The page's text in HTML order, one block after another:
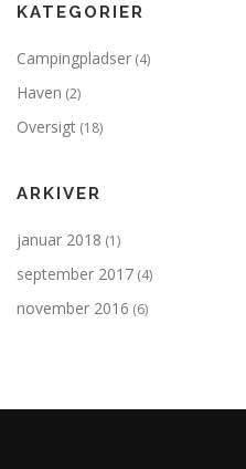
KATEGORIER
Campingpladser (4)
Haven (2)
Oversigt (18)
ARKIVER
januar 2018 (1)
september 2017 (4)
november 2016 (6)